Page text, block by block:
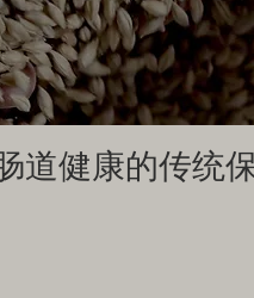
道健康的传统